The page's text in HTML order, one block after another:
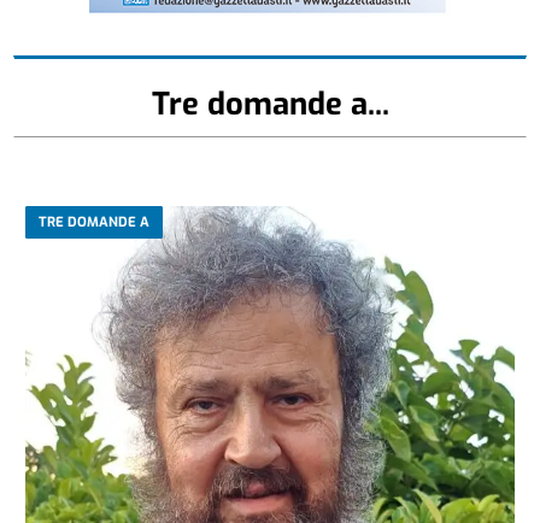
Tre domande a...
TRE DOMANDE A